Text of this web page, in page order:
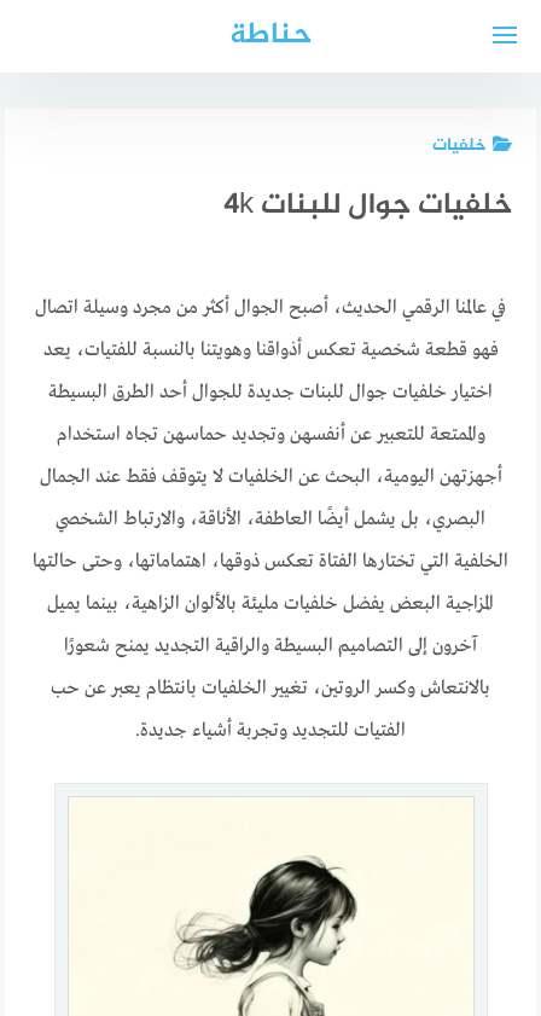
حناطة
خلفيات
خلفيات جوال للبنات 4k
في عالمنا الرقمي الحديث، أصبح الجوال أكثر من مجرد وسيلة اتصال
فهو قطعة شخصية تعكس أذواقنا وهويتنا بالنسبة للفتيات، يعد
اختيار خلفيات جوال للبنات جديدة للجوال أحد الطرق البسيطة
والممتعة للتعبير عن أنفسهن وتجديد حماسهن تجاه استخدام
أجهزتهن اليومية، البحث عن الخلفيات لا يتوقف فقط عند الجمال
البصري، بل يشمل أيضًا العاطفة، الأناقة، والارتباط الشخصي
الخلفية التي تختارها الفتاة تعكس ذوقها، اهتماماتها، وحتى حالتها
المزاجية البعض يفضل خلفيات مليئة بالألوان الزاهية، بينما يميل
آخرون إلى التصاميم البسيطة والراقية التجديد يمنح شعورًا
بالانتعاش وكسر الروتين، تغيير الخلفيات بانتظام يعبر عن حب
الفتيات للتجديد وتجربة أشياء جديدة.